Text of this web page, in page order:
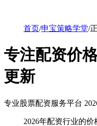
首页/申宝策略学堂/
专注配资价
更新
专业股票配资服务平台
2026年配资行业的